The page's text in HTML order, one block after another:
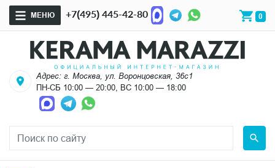
МЕНЮ +7(495) 445-42-80 0
Адрес: г. Москва, ул. Воронцовская, 36с1
ПН-СБ 10:00 — 20:00, ВС 10:00 — 18:00